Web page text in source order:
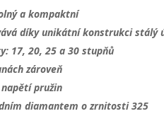
a kompaktní
díky unikátní konstrukci stálý
17, 20, 25 a 30 stupňů
zároveň
pružin
diamantem o zrnitosti 325